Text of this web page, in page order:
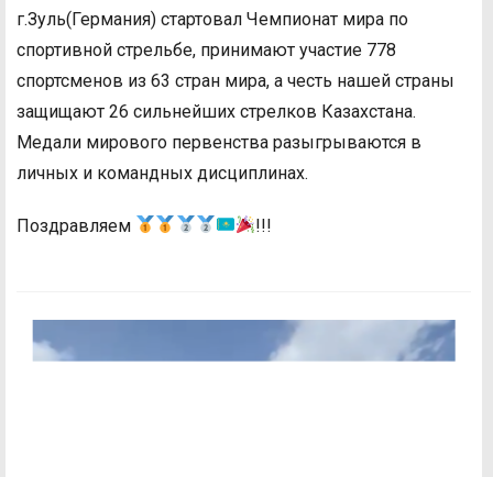
г.Зуль(Германия) стартовал Чемпионат мира по
спортивной стрельбе, принимают участие 778
спортсменов из 63 стран мира, а честь нашей страны
защищают 26 сильнейших стрелков Казахстана.
Медали мирового первенства разыгрываются в
личных и командных дисциплинах.
Поздравляем !!!